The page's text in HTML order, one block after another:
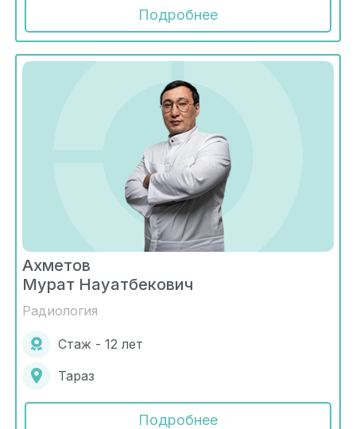
Подробнее
Ахметов
Мурат Науатбекович
Радиология
Стаж - 12 лет
Тараз
Подробнее